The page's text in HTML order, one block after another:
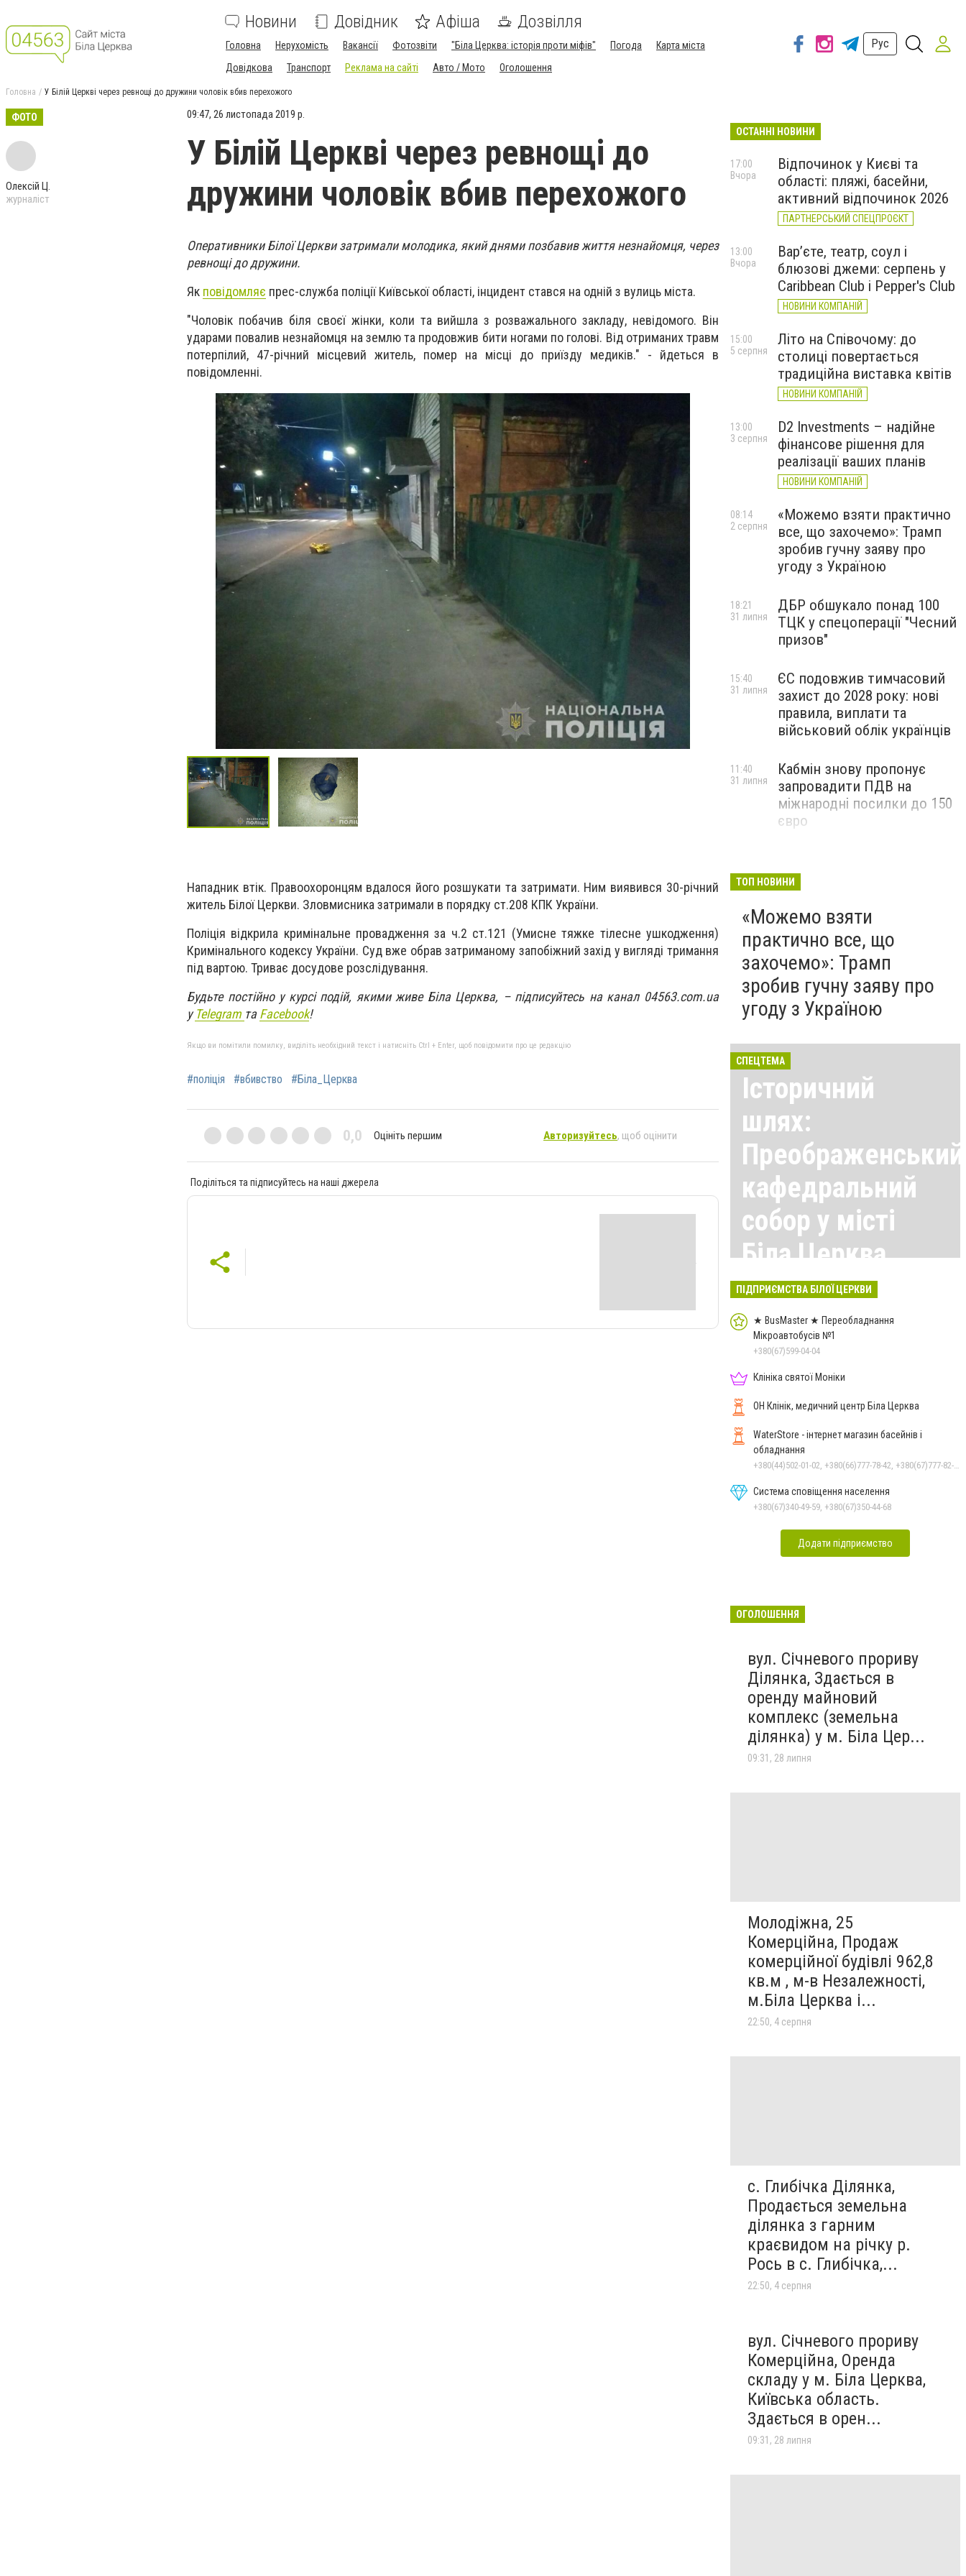
Новини Довідник Афіша Дозвілля
Головна Нерухомість Вакансії Фотозвіти "Біла Церква: історія проти міфів" Погода
Карта міста
Довідкова
Транспорт Реклама на сайті Авто / Мото Оголошення
Рус
Головна У Білій Церкві через ревнощі до дружини чоловік вбив перехожого
ФОТО
Олексій Ц.
журналіст
09:47, 26 листопада 2019 р.
У Білій Церкві через ревнощі до
дружини чоловік вбив перехожого
Оперативники Білої Церкви затримали молодика, який днями позбавив життя незнайомця, через
ревнощі до дружини.
Як повідомляє прес-служба поліції Київської області, інцидент стався на одній з вулиць міста.
"Чоловік побачив біля своєї жінки, коли та вийшла з розважального закладу, невідомого. Він
ударами повалив незнайомця на землю та продовжив бити ногами по голові. Від отриманих травм
потерпілий, 47-річний місцевий житель, помер на місці до приїзду медиків." - йдеться в
повідомленні.
Нападник втік. Правоохоронцям вдалося його розшукати та затримати. Ним виявився 30-річний
житель Білої Церкви. Зловмисника затримали в порядку ст.208 КПК України.
Поліція відкрила кримінальне провадження за ч.2 ст.121 (Умисне тяжке тілесне ушкодження)
Кримінального кодексу України. Суд вже обрав затриманому запобіжний захід у вигляді тримання
під вартою. Триває досудове розслідування.
Будьте постійно у курсі подій, якими живе Біла Церква, – підписуйтесь на канал 04563.com.ua
уTelegram таFacebook!
Якщо ви помітили помилку, виділіть необхідний текст і натисніть Ctrl + Enter, щоб повідомити про це редакцію
#поліція #вбивство #Біла_Церква
0,0 Оцініть першим Авторизуйтесь, щоб оцінити
Поділіться та підписуйтесь на наші джерела
ОСТАННІ НОВИНИ
Відпочинок у Києві та
області: пляжі, басейни,
активний відпочинок 2026
ПАРТНЕРСЬКИЙ СПЕЦПРОЄКТ
17:00
Вчора
Вар’єте, театр, соул і
блюзові джеми: серпень у
Caribbean Club і Pepper's Club
НОВИНИ КОМПАНІЙ
13:00
Вчора
Літо на Співочому: до
столиці повертається
традиційна виставка квітів
НОВИНИ КОМПАНІЙ
15:00
5 серпня
D2 Investments – надійне
фінансове рішення для
реалізації ваших планів
НОВИНИ КОМПАНІЙ
13:00
3 серпня
«Можемо взяти практично
все, що захочемо»: Трамп
зробив гучну заяву про
угоду з Україною
08:14
2 серпня
ДБР обшукало понад 100
ТЦК у спецоперації "Чесний
призов"
18:21
31 липня
ЄС подовжив тимчасовий
захист до 2028 року: нові
правила, виплати та
військовий облік українців
15:40
31 липня
Кабмін знову пропонує
запровадити ПДВ на
міжнародні посилки до 150
євро
11:40
31 липня
ТОП НОВИНИ
«Можемо взяти
практично все, що
захочемо»: Трамп
зробив гучну заяву про
угоду з Україною
СПЕЦТЕМА
Історичний
шлях:
Преображенський
кафедральний
собор у місті
Біла Церква
Всі матеріали тут
ПІДПРИЄМСТВА БІЛОЇ ЦЕРКВИ
★ BusMaster ★ Переобладнання
Мікроавтобусів №1
+380(67)599-04-04
Клініка святої Моніки
ОН Клінік, медичний центр Біла Церква
WaterStore - інтернет магазин басейнів і
обладнання
Система сповіщення населення
+380(67)340-49-59, +380(67)350-44-68
Додати підприємство
ОГОЛОШЕННЯ
вул. Січневого прориву
Ділянка, Здається в
оренду майновий
комплекс (земельна
ділянка) у м. Біла Цер...
09:31, 28 липня
Молодіжна, 25
Комерційна, Продаж
комерційної будівлі 962,8
кв.м , м-в Незалежності,
м.Біла Церква і...
22:50, 4 серпня
с. Глибічка Ділянка,
Продається земельна
ділянка з гарним
краєвидом на річку р.
Рось в с. Глибічка,...
22:50, 4 серпня
вул. Січневого прориву
Комерційна, Оренда
складу у м. Біла Церква,
Київська область.
Здається в орен...
09:31, 28 липня